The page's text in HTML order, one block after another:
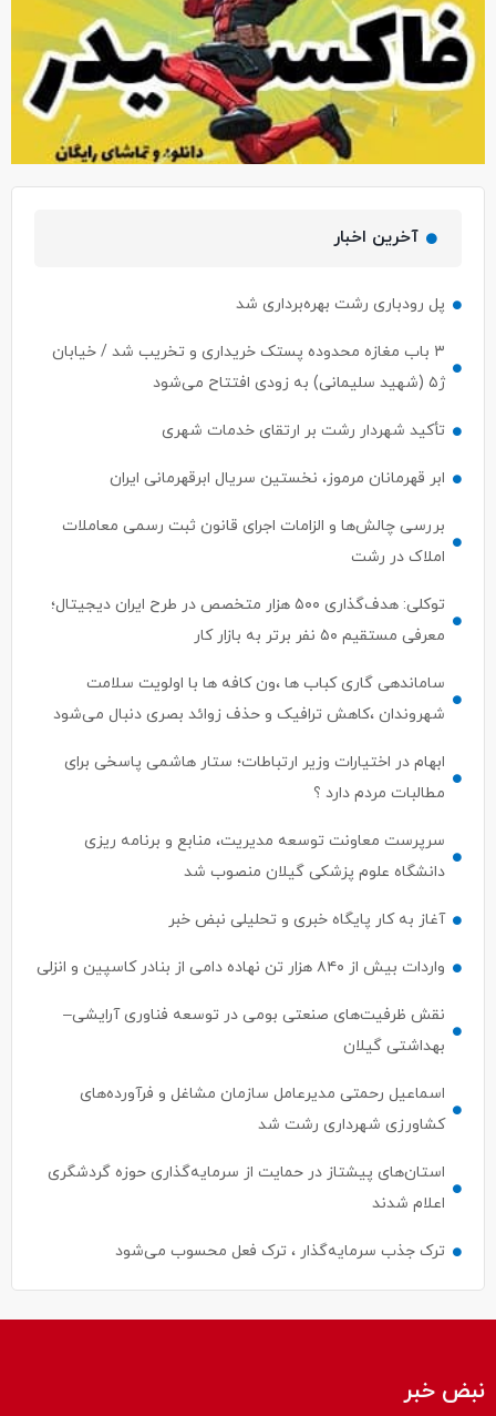
آخرین اخبار
پل رودباری رشت بهره‌برداری شد
۳ باب مغازه محدوده پستک خریداری و تخریب شد / خیابان
ژ۵ (شهید سلیمانی) به زودی افتتاح می‌شود
تأکید شهردار رشت بر ارتقای خدمات شهری
ابر قهرمانان مرموز، نخستین سریال ابرقهرمانی ایران
بررسی چالش‌ها و الزامات اجرای قانون ثبت رسمی معاملات
املاک در رشت
توکلی: هدف‌گذاری ۵۰۰ هزار متخصص در طرح ایران دیجیتال؛
معرفی مستقیم ۵۰ نفر برتر به بازار کار
ساماندهی گاری کباب ها ،ون کافه ها با اولویت سلامت
شهروندان ،کاهش ترافیک و حذف زوائد بصری دنبال می‌شود
ابهام در اختیارات وزیر ارتباطات؛ ستار هاشمی پاسخی برای
مطالبات مردم دارد ؟
سرپرست معاونت توسعه مدیریت، منابع و برنامه ریزی
دانشگاه علوم پزشکی گیلان منصوب شد
آغاز به کار پایگاه خبری و تحلیلی نبض خبر
واردات بیش از ۸۴۰ هزار تن نهاده دامی از بنادر كاسپین و انزلی
نقش ظرفیت‌های صنعتی بومی در توسعه فناوری آرایشی–
بهداشتی گیلان
اسماعیل رحمتی مدیرعامل سازمان مشاغل و فرآورده‌های
کشاورزی شهرداری رشت شد
استان‌های پیشتاز در حمایت از سرمایه‌گذاری حوزه گردشگری
اعلام شدند
ترک جذب سرمایه‌گذار ، ترک فعل محسوب می‌شود
نبض خبر